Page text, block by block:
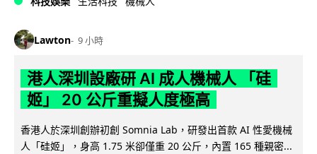
Lawton 9 小時
港人深圳設廠研 AI 成人機械人 「硅
姬」 20 公斤重擬人度極高
香港人於深圳創辦初創 Somnia Lab，研發出首款 AI 性愛機械
人「硅姬」，身高 1.75 米卻僅重 20 公斤，內置 165 種親密...